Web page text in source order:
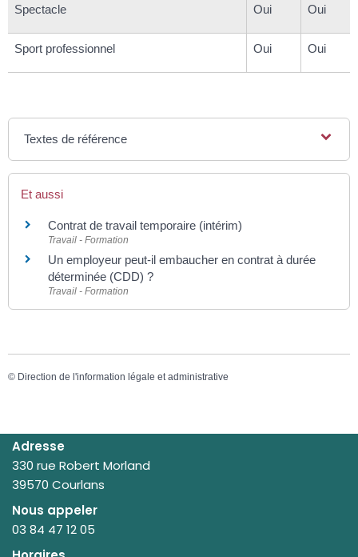
Spectacle Oui Oui
Sport professionnel Oui Oui
Textes de référence
Et aussi
Contrat de travail temporaire (intérim)
Travail - Formation
Un employeur peut-il embaucher en contrat à durée
déterminée (CDD) ?
Travail - Formation
© Direction de l'information légale et administrative
Adresse
330 rue Robert Morland
39570 Courlans
Nous appeler
03 84 47 12 05